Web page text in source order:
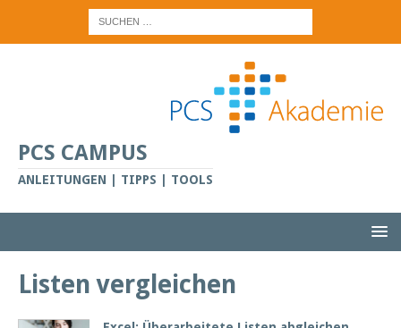
PCS CAMPUS
ANLEITUNGEN | TIPPS | TOOLS
Listen vergleichen